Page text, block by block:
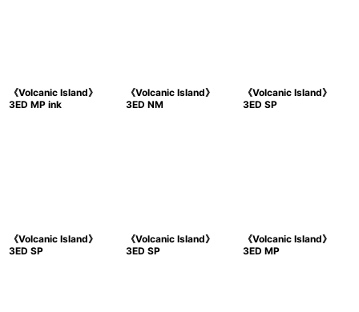
《Volcanic Island》
3ED MP ink
《Volcanic Island》
3ED NM
《Volcanic Island》
3ED SP
《Volcanic Island》
3ED SP
《Volcanic Island》
3ED SP
《Volcanic Island》
3ED MP